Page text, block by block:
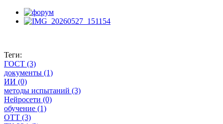
Теги:
ГОСТ (3)
документы (1)
ИИ (0)
методы испытаний (3)
Нейросети (0)
обучение (1)
ОТТ (3)